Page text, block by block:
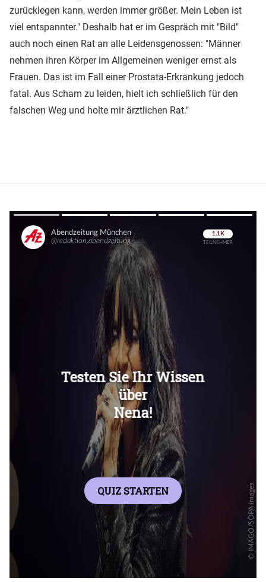
zurücklegen kann, werden immer größer. Mein Leben ist
viel entspannter." Deshalb hat er im Gespräch mit "Bild"
auch noch einen Rat an alle Leidensgenossen: "Männer
nehmen ihren Körper im Allgemeinen weniger ernst als
Frauen. Das ist im Fall einer Prostata-Erkrankung jedoch
fatal. Aus Scham zu leiden, hielt ich schließlich für den
falschen Weg und holte mir ärztlichen Rat."
Überspringen